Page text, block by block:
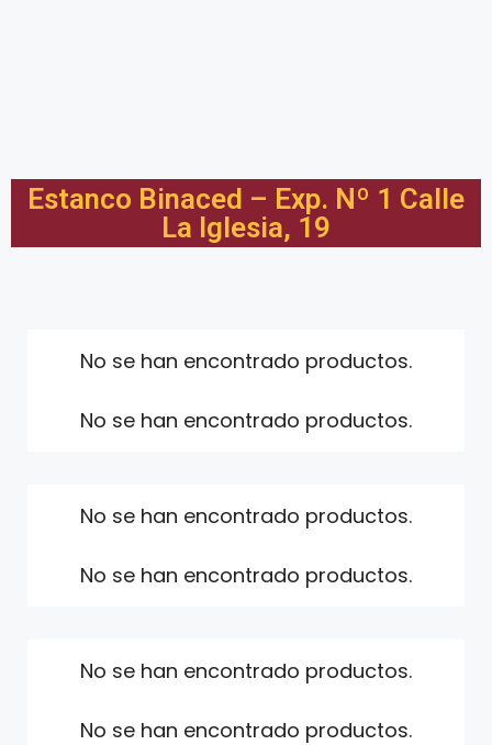
Estanco Binaced – Exp. Nº 1 Calle
La Iglesia, 19
No se han encontrado productos.
No se han encontrado productos.
No se han encontrado productos.
No se han encontrado productos.
No se han encontrado productos.
No se han encontrado productos.